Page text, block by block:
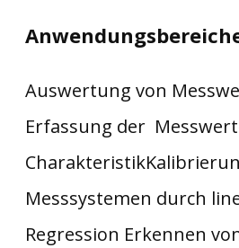
Auswertung von
Erfassung der
Messsystemen durch
Regression Erkennen